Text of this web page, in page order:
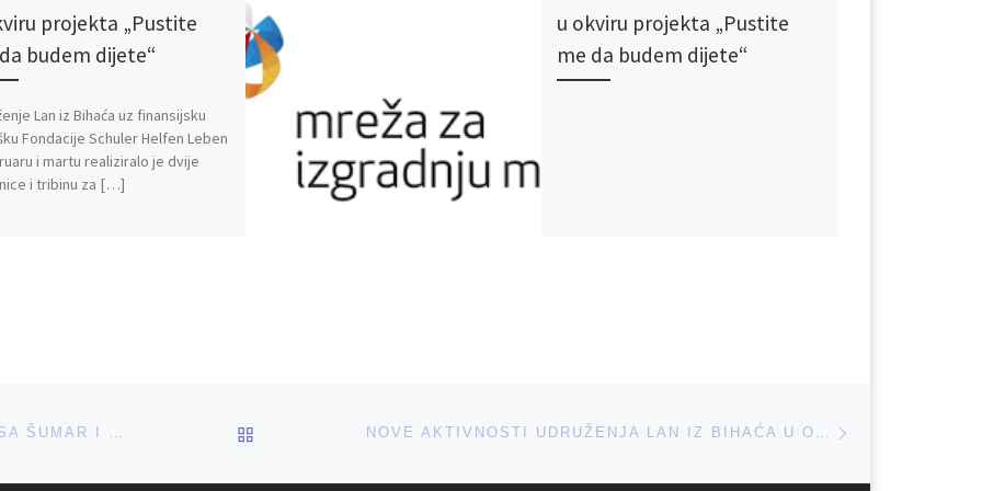
projekta „Pustite
budem dijete“
Lan iz Bihaća uz finansijsku
Fondacije Schuler Helfen Leben
i martu realiziralo je dvije
i tribinu za […]
u okviru projekta „Pustite
me da budem dijete“
DNEVNA DOZA ZABAVE – GOŠĆE: ELVISA ŠUMAR I IZOLDA OSMANAGIĆ – UDRUŽENJE LAN (VIDEO) BACK TO POST LIST NOVE AKTIVNOSTI UDRUŽENJA LAN IZ BIHAĆA U OKVIRU PROJEKTA “PUSTITE ME DA BUDEM DIJETE”